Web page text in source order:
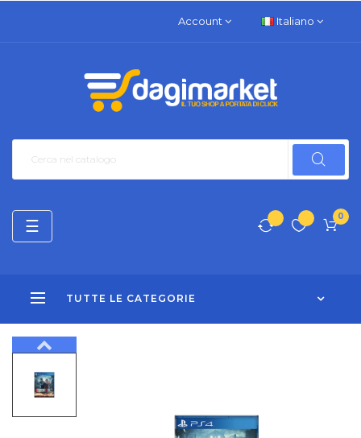
Account Italiano
0
TUTTE LE CATEGORIE
navigazione
Toggle
☰